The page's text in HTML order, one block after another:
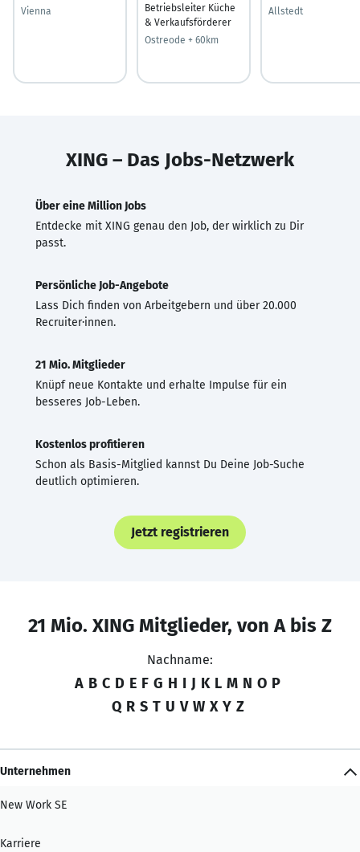
Vienna
Betriebsleiter Küche
& Verkaufsförderer
Ostreode + 60km
Allstedt
XING – Das Jobs-Netzwerk
Über eine Million Jobs
Entdecke mit XING genau den Job, der wirklich zu Dir
passt.
Persönliche Job-Angebote
Lass Dich finden von Arbeitgebern und über 20.000
Recruiter·innen.
21 Mio. Mitglieder
Knüpf neue Kontakte und erhalte Impulse für ein
besseres Job-Leben.
Kostenlos profitieren
Schon als Basis-Mitglied kannst Du Deine Job-Suche
deutlich optimieren.
Jetzt registrieren
21 Mio. XING Mitglieder, von A bis Z
Nachname:
A B C D E F G H I J K L M N O P
Q R S T U V W X Y Z
Unternehmen
New Work SE
Karriere